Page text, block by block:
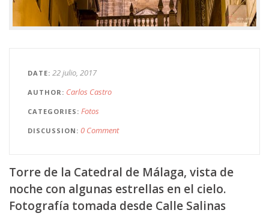
DATE 22 julio, 2017
AUTHOR Carlos Castro
CATEGORIES Fotos
DISCUSSION 0 Comment
Torre de la Catedral de Málaga, vista de
noche con algunas estrellas en el cielo.
Fotografía tomada desde Calle Salinas